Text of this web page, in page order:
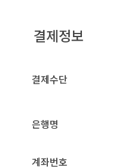
결제정보
결제수단
은행명
계좌번호